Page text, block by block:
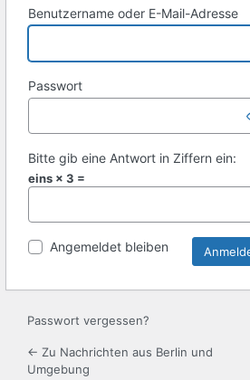
Benutzername oder E-Mail-Adresse
Passwort
Bitte gib eine Antwort in Ziffern ein:
eins × 3 =
Angemeldet bleiben
Passwort vergessen?
← Zu Nachrichten aus Berlin und
Umgebung